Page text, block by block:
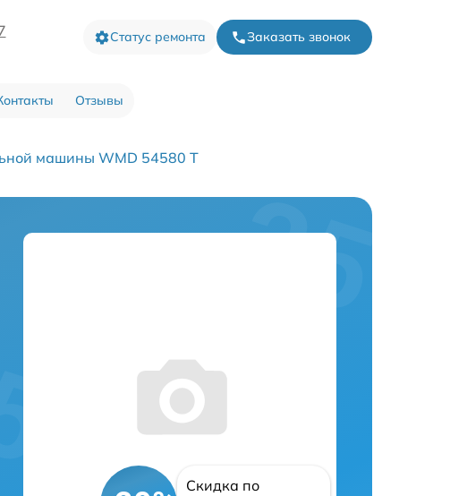
Статус ремонта Заказать звонок
Отзывы
машины WMD 54580 T
Скидка по